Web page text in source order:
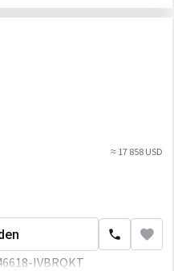
≈ 17 858 USD
IVBRQKT